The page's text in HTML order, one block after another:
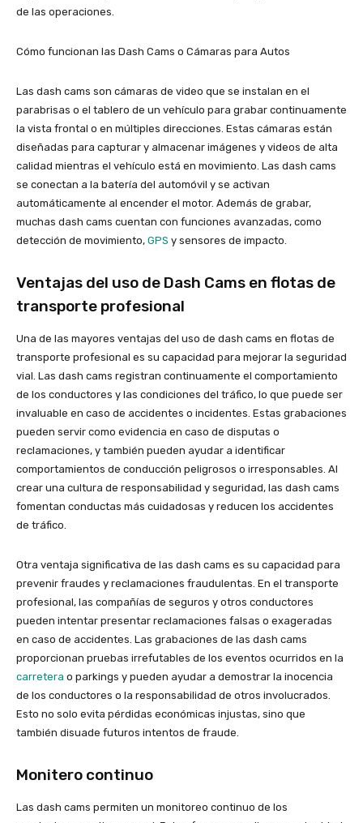
de las operaciones.
Cómo funcionan las Dash Cams o Cámaras para Autos
Las dash cams son cámaras de video que se instalan en el
parabrisas o el tablero de un vehículo para grabar continuamente
la vista frontal o en múltiples direcciones. Estas cámaras están
diseñadas para capturar y almacenar imágenes y videos de alta
calidad mientras el vehículo está en movimiento. Las dash cams
se conectan a la batería del automóvil y se activan
automáticamente al encender el motor. Además de grabar,
muchas dash cams cuentan con funciones avanzadas, como
detección de movimiento, GPS y sensores de impacto.
Ventajas del uso de Dash Cams en flotas de
transporte profesional
Una de las mayores ventajas del uso de dash cams en flotas de
transporte profesional es su capacidad para mejorar la seguridad
vial. Las dash cams registran continuamente el comportamiento
de los conductores y las condiciones del tráfico, lo que puede ser
invaluable en caso de accidentes o incidentes. Estas grabaciones
pueden servir como evidencia en caso de disputas o
reclamaciones, y también pueden ayudar a identificar
comportamientos de conducción peligrosos o irresponsables. Al
crear una cultura de responsabilidad y seguridad, las dash cams
fomentan conductas más cuidadosas y reducen los accidentes
de tráfico.
Otra ventaja significativa de las dash cams es su capacidad para
prevenir fraudes y reclamaciones fraudulentas. En el transporte
profesional, las compañías de seguros y otros conductores
pueden intentar presentar reclamaciones falsas o exageradas
en caso de accidentes. Las grabaciones de las dash cams
proporcionan pruebas irrefutables de los eventos ocurridos en la
carretera o parkings y pueden ayudar a demostrar la inocencia
de los conductores o la responsabilidad de otros involucrados.
Esto no solo evita pérdidas económicas injustas, sino que
también disuade futuros intentos de fraude.
Monitero continuo
Las dash cams permiten un monitoreo continuo de los